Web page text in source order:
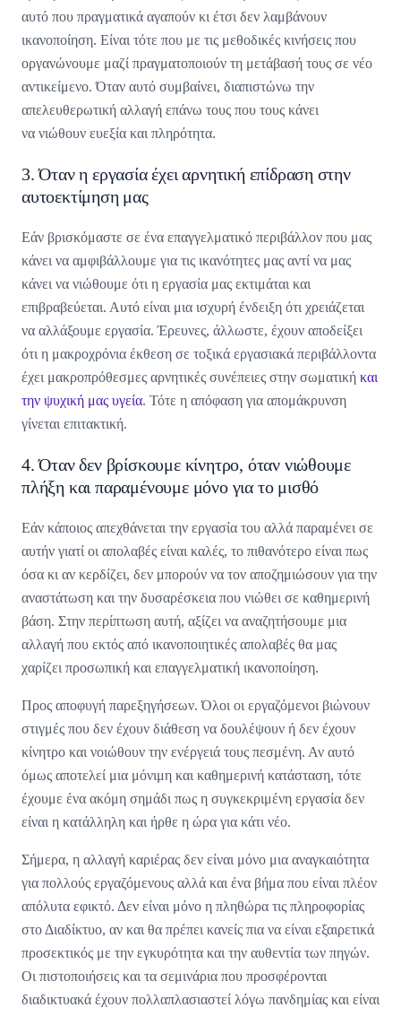
αυτό που πραγματικά αγαπούν κι έτσι δεν λαμβάνουν
ικανοποίηση. Είναι τότε που με τις μεθοδικές κινήσεις που
οργανώνουμε μαζί πραγματοποιούν τη μετάβασή τους σε νέο
αντικείμενο. Όταν αυτό συμβαίνει, διαπιστώνω την
απελευθερωτική αλλαγή επάνω τους που τους κάνει
να νιώθουν ευεξία και πληρότητα.
3. Όταν η εργασία έχει αρνητική επίδραση στην
αυτοεκτίμηση μας
Εάν βρισκόμαστε σε ένα επαγγελματικό περιβάλλον που μας
κάνει να αμφιβάλλουμε για τις ικανότητες μας αντί να μας
κάνει να νιώθουμε ότι η εργασία μας εκτιμάται και
επιβραβεύεται. Αυτό είναι μια ισχυρή ένδειξη ότι χρειάζεται
να αλλάξουμε εργασία. Έρευνες, άλλωστε, έχουν αποδείξει
ότι η μακροχρόνια έκθεση σε τοξικά εργασιακά περιβάλλοντα
έχει μακροπρόθεσμες αρνητικές συνέπειες στην σωματική και
την ψυχική μας υγεία. Τότε η απόφαση για απομάκρυνση
γίνεται επιτακτική.
4. Όταν δεν βρίσκουμε κίνητρο, όταν νιώθουμε
πλήξη και παραμένουμε μόνο για το μισθό
Εάν κάποιος απεχθάνεται την εργασία του αλλά παραμένει σε
αυτήν γιατί οι απολαβές είναι καλές, το πιθανότερο είναι πως
όσα κι αν κερδίζει, δεν μπορούν να τον αποζημιώσουν για την
αναστάτωση και την δυσαρέσκεια που νιώθει σε καθημερινή
βάση. Στην περίπτωση αυτή, αξίζει να αναζητήσουμε μια
αλλαγή που εκτός από ικανοποιητικές απολαβές θα μας
χαρίζει προσωπική και επαγγελματική ικανοποίηση.
Προς αποφυγή παρεξηγήσεων. Όλοι οι εργαζόμενοι βιώνουν
στιγμές που δεν έχουν διάθεση να δουλέψουν ή δεν έχουν
κίνητρο και νοιώθουν την ενέργειά τους πεσμένη. Αν αυτό
όμως αποτελεί μια μόνιμη και καθημερινή κατάσταση, τότε
έχουμε ένα ακόμη σημάδι πως η συγκεκριμένη εργασία δεν
είναι η κατάλληλη και ήρθε η ώρα για κάτι νέο.
Σήμερα, η αλλαγή καριέρας δεν είναι μόνο μια αναγκαιότητα
για πολλούς εργαζόμενους αλλά και ένα βήμα που είναι πλέον
απόλυτα εφικτό. Δεν είναι μόνο η πληθώρα τις πληροφορίας
στο Διαδίκτυο, αν και θα πρέπει κανείς πια να είναι εξαιρετικά
προσεκτικός με την εγκυρότητα και την αυθεντία των πηγών.
Οι πιστοποιήσεις και τα σεμινάρια που προσφέρονται
διαδικτυακά έχουν πολλαπλασιαστεί λόγω πανδημίας και είναι